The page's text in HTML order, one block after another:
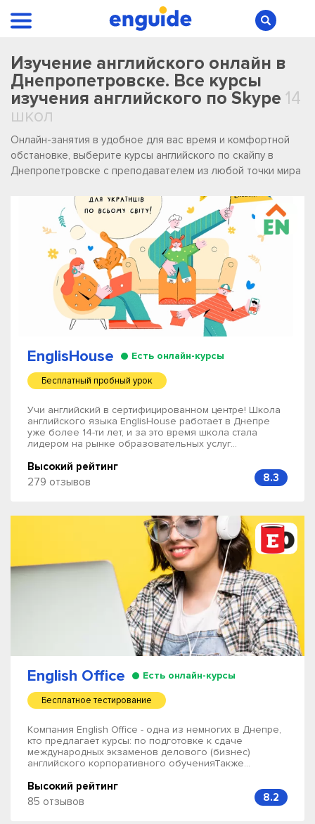
Изучение английского онлайн в
Днепропетровске. Все курсы
изучения английского по Skype 14
школ
Онлайн-занятия в удобное для вас время и комфортной
обстановке, выберите курсы английского по скайпу в
Днепропетровске с преподавателем из любой точки мира
EnglisHouse Есть онлайн-курсы
Бесплатный пробный урок
Учи английский в сертифицированном центре! Школа
английского языка EnglisHouse работает в Днепре
уже более 14-ти лет, и за это время школа стала
лидером на рынке образовательных услуг...
Высокий рейтинг
279 отзывов
8.3
English Office Есть онлайн-курсы
Бесплатное тестирование
Компания English Office - одна из немногих в Днепре,
кто предлагает курсы: по подготовке к сдаче
международных экзаменов делового (бизнес)
английского корпоративного обученияТакже...
Высокий рейтинг
85 отзывов
8.2